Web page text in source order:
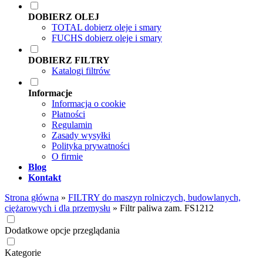
DOBIERZ OLEJ
TOTAL dobierz oleje i smary
FUCHS dobierz oleje i smary
DOBIERZ FILTRY
Katalogi filtrów
Informacje
Informacja o cookie
Płatności
Regulamin
Zasady wysyłki
Polityka prywatności
O firmie
Blog
Kontakt
Strona główna » FILTRY do maszyn rolniczych, budowlanych,
ciężarowych i dla przemysłu » Filtr paliwa zam. FS1212
Dodatkowe opcje przeglądania
Kategorie